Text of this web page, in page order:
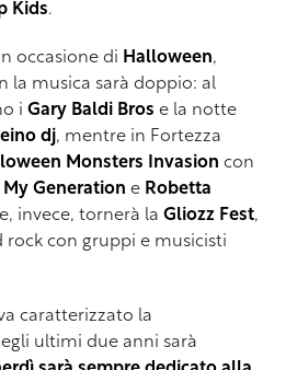
Kids.
occasione di Halloween,
la musica sarà doppio: al
i Gary Baldi Bros e la notte
dj, mentre in Fortezza
Monsters Invasion con
My Generation e Robetta
invece, tornerà la Gliozz Fest,
rock con gruppi e musicisti
caratterizzato la
ultimi due anni sarà